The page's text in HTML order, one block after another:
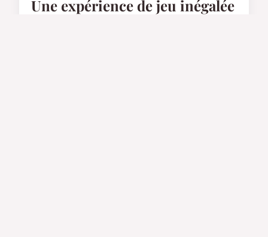
Une expérience de jeu inégalée